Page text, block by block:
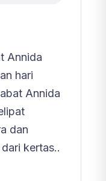
Annida
hari
Annida
dan
kertas..